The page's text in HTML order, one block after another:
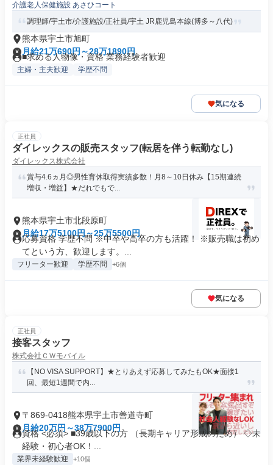
介護老人保健施設 あさひコート
調理師/宇土市/介護施設/正社員/宇土 JR鹿児島本線(博多～八代)
熊本県宇土市旭町
月給21万690円～28万1890円
■求める人物像・資格 業務経験者歓迎
主婦・主夫歓迎 学歴不問
気になる
正社員
ダイレックスの販売スタッフ(転居を伴う転勤なし)
ダイレックス株式会社
賞与4.6ヵ月◎男性育休取得実績多数！月8～10日休み【15期連続
増収・増益】★だれでもで...
熊本県宇土市北段原町
月給17万5100円～25万5500円
応募資格 学歴不問 ※中卒や高卒の方も活躍！ ※販売職は初め
てという方、歓迎します。...
フリーター歓迎 学歴不問 +6個
気になる
正社員
接客スタッフ
株式会社ＣＷモバイル
【NO VISA SUPPORT】★とりあえず応募してみたもOK★面接1
回、最短1週間で内...
〒869-0418熊本県宇土市善道寺町
月給20万円～38万7900円
資格 <必須> ■39歳以下の方 （長期キャリア形成のため） ◇未
経験・初心者OK！...
業界未経験歓迎 +10個